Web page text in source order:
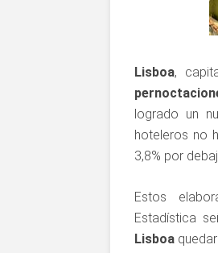
Lisboa,
logrado un
hoteleros no
3,8% por
Estos
Estadística
Lisboa